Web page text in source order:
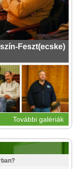
Feszt(ecske)
További galériák